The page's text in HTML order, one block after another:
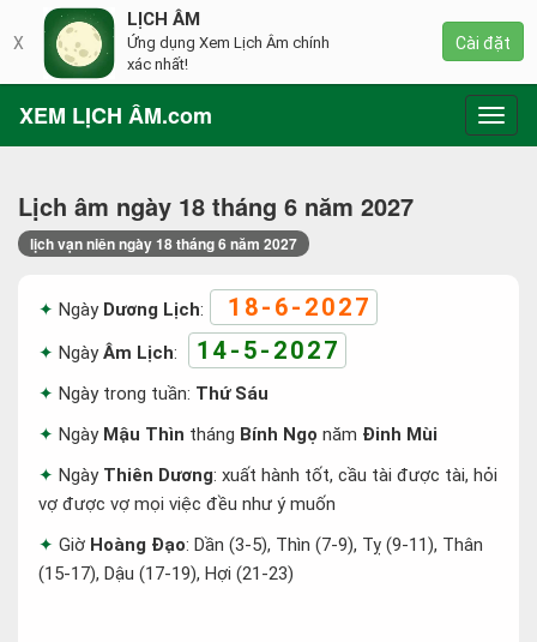
XEM LỊCH ÂM.com
Lịch âm ngày 18 tháng 6 năm 2027
lịch vạn niên ngày 18 tháng 6 năm 2027
Ngày Dương Lịch: 18-6-2027
NgàyÂm Lịch: 14-5-2027
Ngày trong tuần: Thứ Sáu
Ngày Mậu Thìn tháng Bính Ngọ năm Đinh Mùi
Ngày Thiên Dương: xuất hành tốt, cầu tài được tài, hỏi
vợ được vợ mọi việc đều như ý muốn
Giờ Hoàng Đạo: Dần (3-5), Thìn (7-9), Tỵ (9-11), Thân
(15-17), Dậu (17-19), Hợi (21-23)
X
LỊCH ÂM
Ứng dụng Xem Lịch Âm chính
xác nhất!
Cài đặt